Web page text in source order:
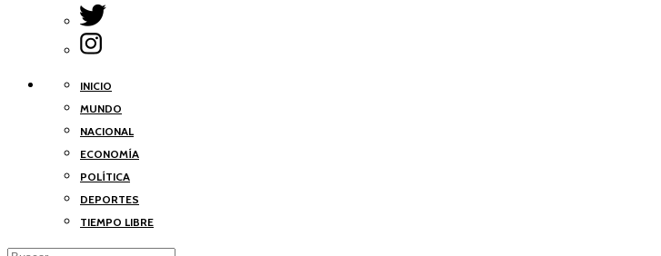
INICIO
MUNDO
NACIONAL
ECONOMÍA
POLÍTICA
DEPORTES
TIEMPO LIBRE